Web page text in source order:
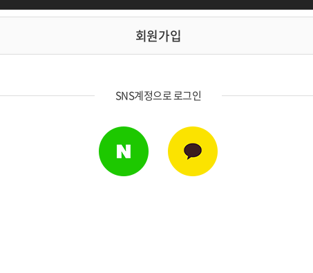
회원가입
SNS계정으로 로그인